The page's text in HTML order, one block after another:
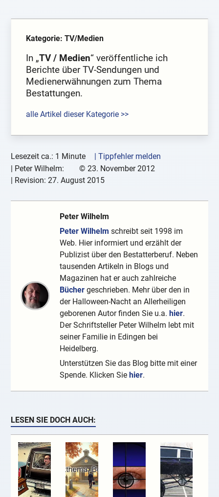
Kategorie: TV/Medien
In „TV / Medien“ veröffentliche ich
Berichte über TV-Sendungen und
Medienerwähnungen zum Thema
Bestattungen.
alle Artikel dieser Kategorie >>
Lesezeit ca.: 1 Minute
| Tippfehler melden
| Peter Wilhelm: © 23. November 2012
| Revision:27. August 2015
Peter Wilhelm
Peter Wilhelm schreibt seit 1998 im
Web. Hier informiert und erzählt der
Publizist über den Bestatterberuf. Neben
tausenden Artikeln in Blogs und
Magazinen hat er auch zahlreiche
Bücher geschrieben. Mehr über den in
der Halloween-Nacht an Allerheiligen
geborenen Autor finden Sie u.a.hier.
Der Schriftsteller Peter Wilhelm lebt mit
seiner Familie in Edingen bei
Heidelberg.
Unterstützen Sie das Blog bitte mit einer
Spende. Klicken Siehier.
LESEN SIE DOCH AUCH: